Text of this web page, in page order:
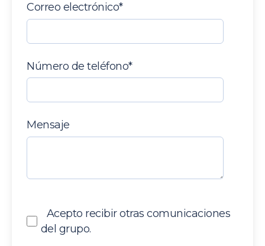
Correo electrónico*
Número de teléfono*
Mensaje
Acepto recibir otras comunicaciones
del grupo.